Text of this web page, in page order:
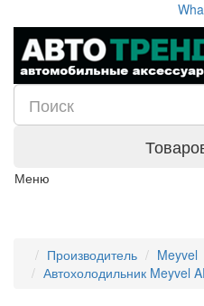
Меню
Производитель
Meyvel
Автохолодильник Meyvel